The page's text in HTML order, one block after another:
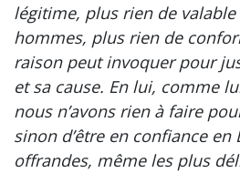
légitime, plus rien de valable
hommes, plus rien de
raison peut invoquer pour
et sa cause. En lui, comme
nous n’avons rien à faire
sinon d’être en confiance en
offrandes, même les plus